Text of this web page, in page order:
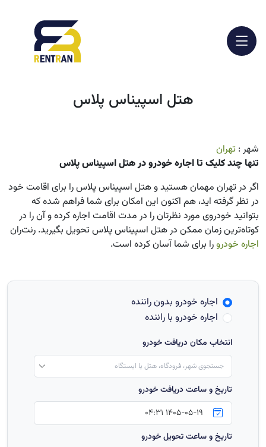
هتل اسپیناس پلاس
شهر : تهران
تنها چند کلیک تا اجاره خودرو در هتل اسپیناس پلاس
اگر در تهران مهمان هستید و هتل اسپیناس پلاس را برای اقامت خود
در نظر گرفته اید، هم اکنون این امکان برای شما فراهم شده که
بتوانید خودروی مورد نظرتان را در مدت اقامت اجاره کرده و آن را در
کوتاه‌ترین زمان ممکن در هتل اسپیناس پلاستحویل بگیرید. رنت‌ران
اجاره خودرورا برای شما آسان کرده است.
اجاره خودرو بدون راننده
اجاره خودرو با راننده
انتخاب مکان دریافت خودرو
جستجوی شهر، فرودگاه، هتل یا ایستگاه
تاریخ و ساعت دریافت خودرو
تاریخ و ساعت تحویل خودرو